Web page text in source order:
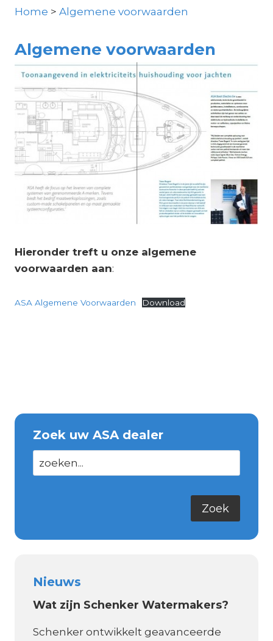
Home > Algemene voorwaarden
Algemene voorwaarden
Hieronder treft u onze algemene
voorwaarden aan:
ASA Algemene Voorwaarden Download
Zoek uw ASA dealer
Nieuws
Wat zijn Schenker Watermakers?
Schenker ontwikkelt geavanceerde